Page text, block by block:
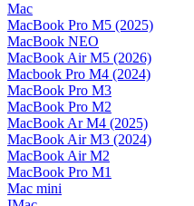
Mac
MacBook Pro M5 (2025)
MacBook NEO
MacBook Air M5 (2026)
Macbook Pro M4 (2024)
MacBook Pro M3
MacBook Pro M2
MacBook Ar M4 (2025)
MacBook Air M3 (2024)
MacBook Air M2
MacBook Pro M1
Mac mini